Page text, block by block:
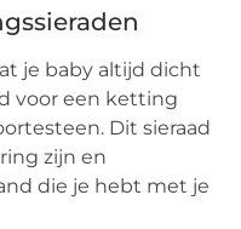
je baby altijd dicht
voor een ketting
Dit sieraad
zijn en
die je hebt met je